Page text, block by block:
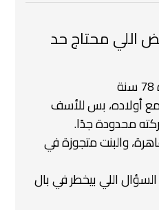
اللي محتاج حد
أولاده، بس للأسف
محدودة جدًا.
والبنت متجوزة في
اللي بيخطر في بال